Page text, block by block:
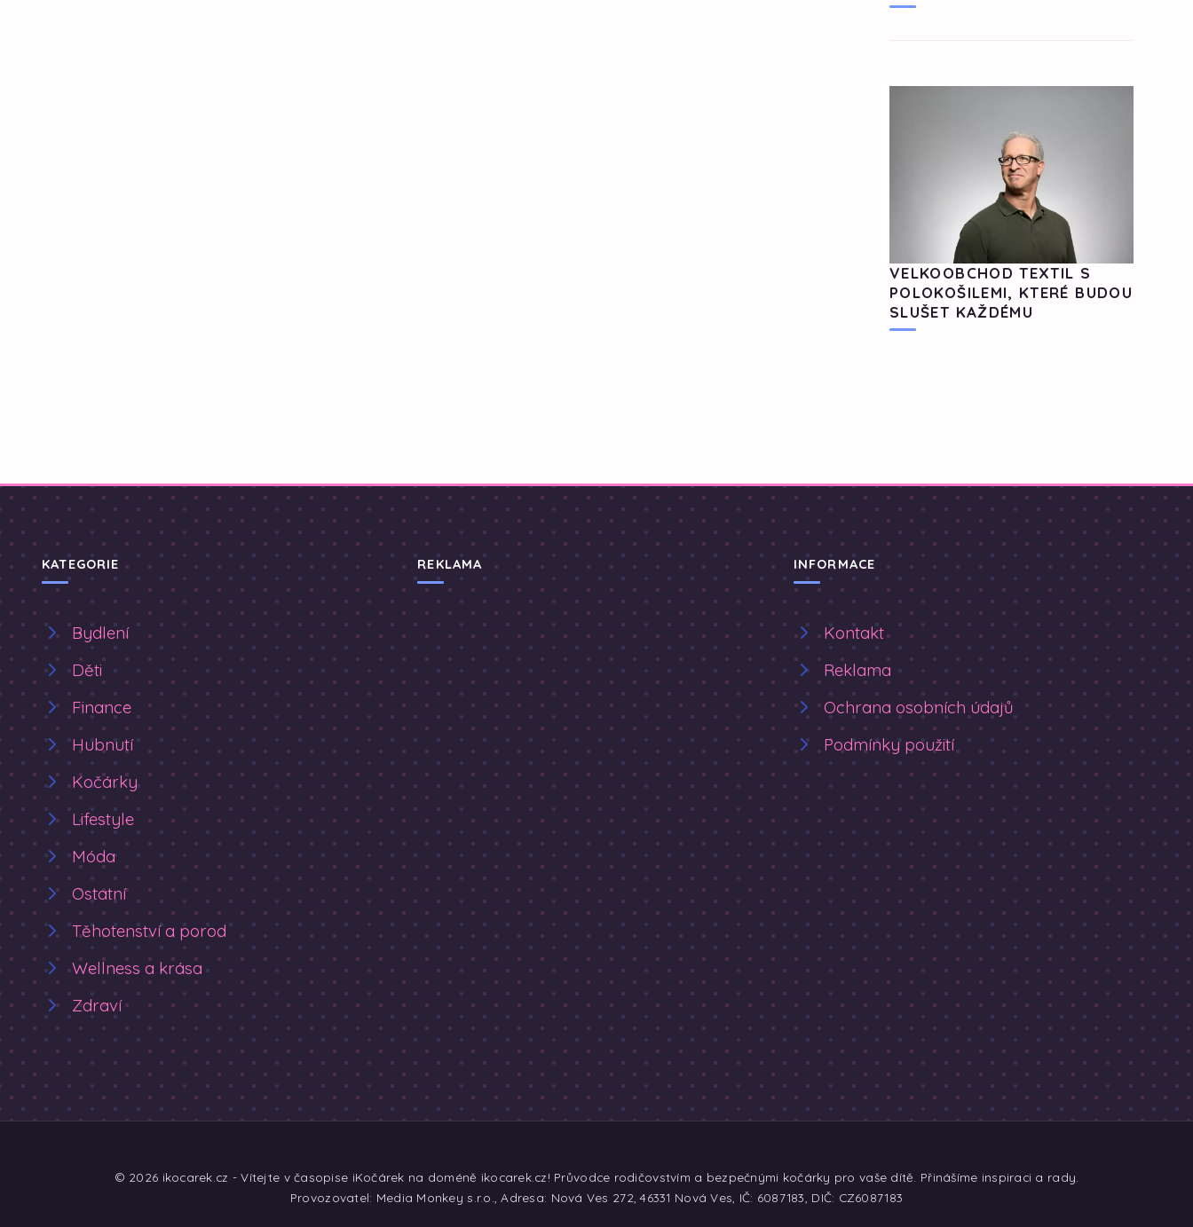
VELKOOBCHOD TEXTIL S
POLOKOŠILEMI, KTERÉ BUDOU
SLUŠET KAŽDÉMU
KATEGORIE
Bydlení
Děti
Finance
Hubnutí
Kočárky
Lifestyle
Móda
Ostatní
Těhotenství a porod
Wellness a krása
Zdraví
REKLAMA INFORMACE
Kontakt
Reklama
Ochrana osobních údajů
Podmínky použití
© 2026 ikocarek.cz - Vítejte v časopise iKočárek na doméně ikocarek.cz! Průvodce rodičovstvím a bezpečnými kočárky pro vaše dítě. Přinášíme inspiraci a rady.
Provozovatel: Media Monkey s.r.o., Adresa: Nová Ves 272, 46331 Nová Ves, IČ: 6087183, DIČ: CZ6087183